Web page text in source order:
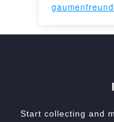
Start collecting and